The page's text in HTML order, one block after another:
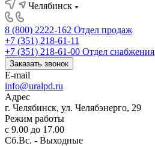
Челябинск
8 (800) 2222-162 Отдел продаж
+7 (351) 218-61-11
+7 (351) 218-61-00 Отдел снабжения
Заказать звонок
E-mail
info@uralpd.ru
Адрес
г. Челябинск, ул. Челябэнерго, 29
Режим работы
с 9.00 до 17.00
Сб.Вс. - Выходные